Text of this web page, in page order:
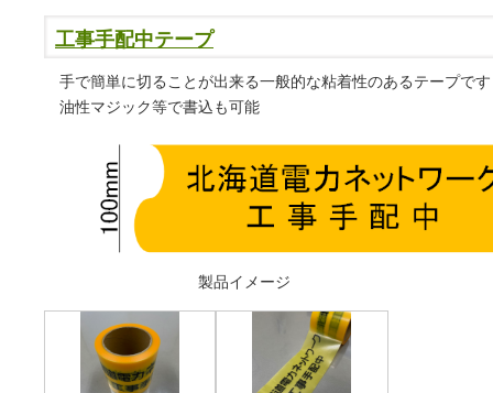
工事手配中テープ
手で簡単に切ることが出来る一般的な粘着性のあるテープです
油性マジック等で書込も可能
製品イメージ